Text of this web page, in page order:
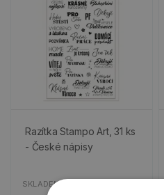
Razítka Stampo Art, 31 ks
- České nápisy
SKLADEM